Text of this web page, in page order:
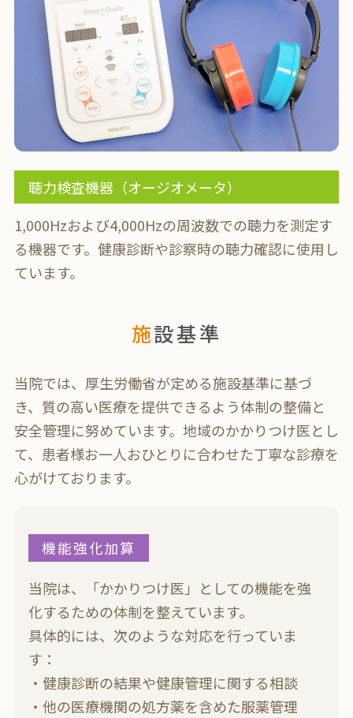
聴力検査機器（オージオメータ）
1,000Hzおよび4,000Hzの周波数での聴力を測定す
る機器です。 健康診断や診察時の聴力確認に使用し
ています。
施設基準
当院では、厚生労働省が定める施設基準に基づ
き、質の高い医療を提供できるよう体制の整備と
安全管理に努めています。 地域のかかりつけ医とし
て、患者様お一人おひとりに合わせた丁寧な診療を
心がけております。
機能強化加算
当院は、「かかりつけ医」としての機能を強
化するための体制を整えています。
具体的には、次のような対応を行っていま
す：
・健康診断の結果や健康管理に関する相談
・他の医療機関の処方薬を含めた服薬管理